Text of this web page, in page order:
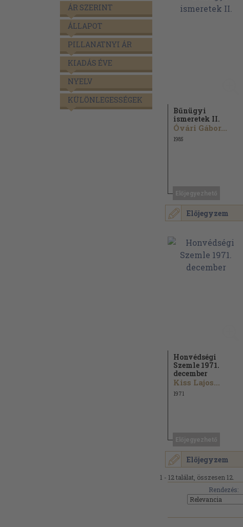
ÁR SZERINT
ÁLLAPOT
PILLANATNYI ÁR
KIADÁS ÉVE
NYELV
KÜLÖNLEGESSÉGEK
Előjegyzem
Bűnügyi
ismeretek II.
Óvári Gábor...
1985
Előjegyzem
Honvédségi
Szemle 1971.
december
Kiss Lajos...
1971
1 - 12 találat, összesen 12.
Rendezés: